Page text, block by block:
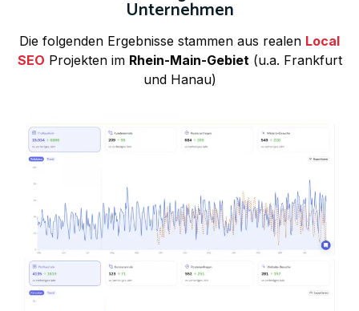
Unternehmen
Die folgenden Ergebnisse stammen aus realen Local
SEO Projekten im Rhein-Main-Gebiet (u.a. Frankfurt
und Hanau)